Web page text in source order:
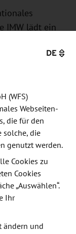
IMW lädt ein
werden,
leisten
und China,
in der
DE
(WFS)
Webseiten-
die für den
solche, die
genutzt werden.
Cookies zu
Cookies
„Auswählen“.
Ihr
ändern und